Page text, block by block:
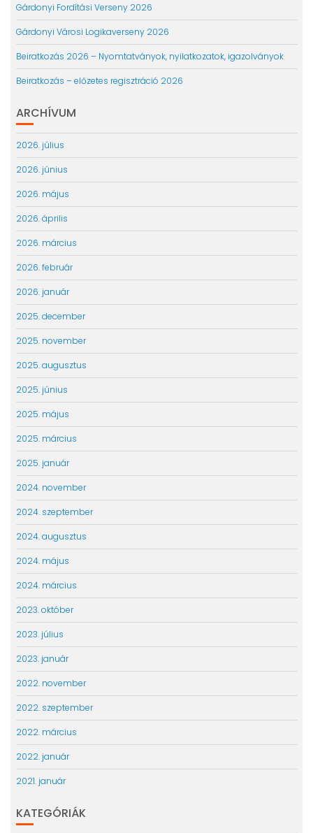
Gárdonyi Fordítási Verseny 2026
Gárdonyi Városi Logikaverseny 2026
Beiratkozás 2026 – Nyomtatványok, nyilatkozatok, igazolványok
Beiratkozás – előzetes regisztráció 2026
ARCHÍVUM
2026. július
2026. június
2026. május
2026. április
2026. március
2026. február
2026. január
2025. december
2025. november
2025. augusztus
2025. június
2025. május
2025. március
2025. január
2024. november
2024. szeptember
2024. augusztus
2024. május
2024. március
2023. október
2023. július
2023. január
2022. november
2022. szeptember
2022. március
2022. január
2021. január
KATEGÓRIÁK